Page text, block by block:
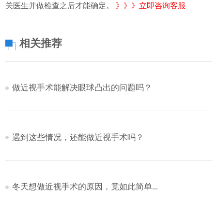
关医生并做检查之后才能确定。 》》》立即咨询客服
相关推荐
做近视手术能解决眼球凸出的问题吗？
遇到这些情况，还能做近视手术吗？
冬天想做近视手术的原因，竟如此简单...